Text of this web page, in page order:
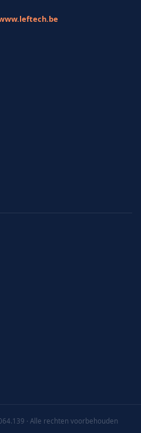
· Alle rechten voorbehouden